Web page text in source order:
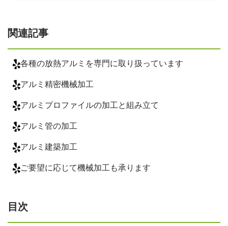
関連記事
各種の放熱アルミを専門に取り扱っています
アルミ精密機械加工
アルミプロファイルの加工と組み立て
アルミ管の加工
アルミ建築加工
ご要望に応じて機械加工も承ります
目次